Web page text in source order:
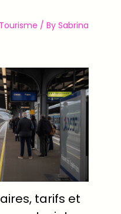
Tourisme / By Sabrina
tarifs et